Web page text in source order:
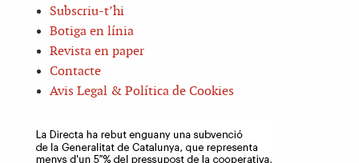
Subscriu-t’hi
Botiga en línia
Revista en paper
Contacte
Avis Legal & Política de Cookies